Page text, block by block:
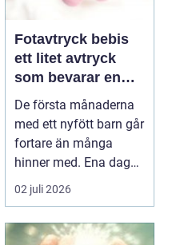
Fotavtryck bebis
ett litet avtryck
som bevarar en
stor stund
De första månaderna
med ett nyfött barn går
fortare än många
hinner med. Ena dagen
ryms hela foten i...
02 juli 2026